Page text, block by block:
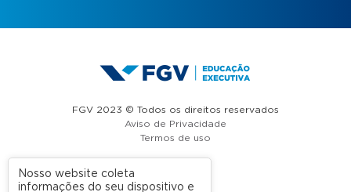
FGV 2023 © Todos os direitos reservados
Aviso de Privacidade
Termos de uso
Nosso website coleta
informações do seu dispositivo e